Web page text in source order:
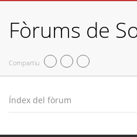
Fòrums de
Compartiu
Índex del fòrum